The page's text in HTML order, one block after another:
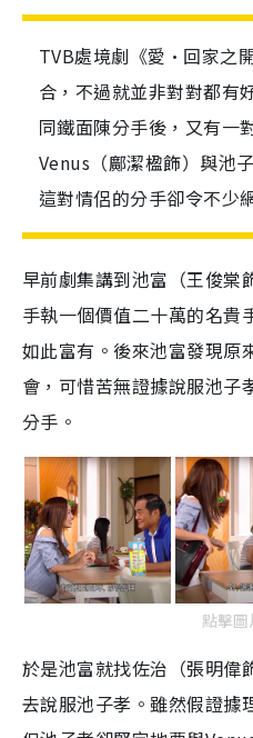
TVB處境劇《愛·回家之
合，不過就並非對對都有
同鐵面陳分手後，又有一
Venus（鄺潔楹飾）與池
這對情侶的分手卻令不少
早前劇集講到池富（王俊棠
手執一個價值二十萬的名貴
如此富有。後來池富發現原
會，可惜苦無證據說服池子
分手。
點擊
於是池富就找佐治（張明偉
去說服池子孝。雖然假證據